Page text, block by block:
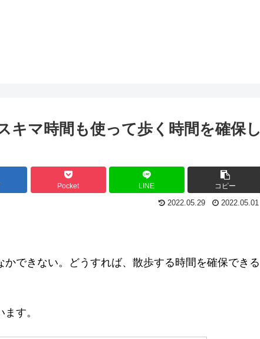
キマ時間も使って歩く時間を確保し
Pocket LINE コピー
2022.05.29 2022.05.01
できない。どうすれば、散歩する時間を確保できる
す。